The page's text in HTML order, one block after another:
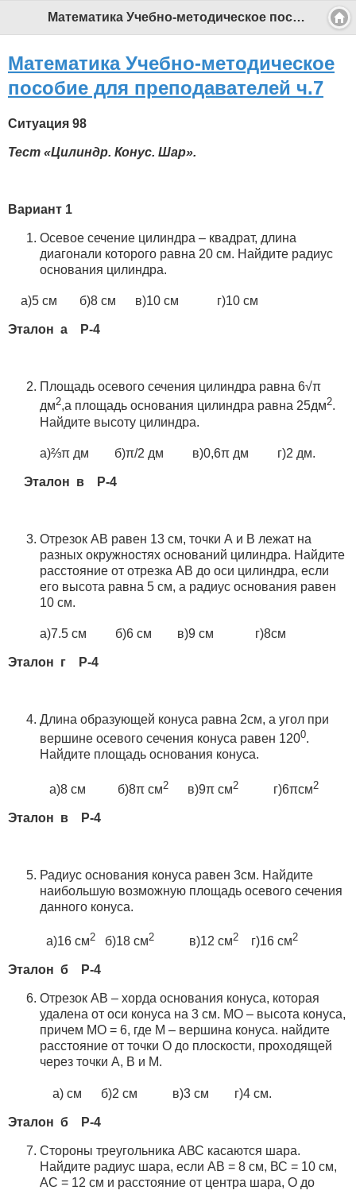
Математика Учебно-методическое пособие для преподавателей ч.7 - Профессиональный педагог
Математика Учебно-методическое
пособие для преподавателей ч.7
Ситуация 98
Тест «Цилиндр. Конус. Шар».
Вариант 1
Осевое сечение цилиндра – квадрат, длина
диагонали которого равна 20 см. Найдите радиус
основания цилиндра.
а)5 см б)8 см в)10 см г)10 см
Эталон а Р-4
Площадь осевого сечения цилиндра равна 6√π
дм2,а площадь основания цилиндра равна 25дм2.
Найдите высоту цилиндра.
а)⅔π дм б)π/2 дм в)0,6π дм г)2 дм.
Эталон в Р-4
Отрезок АВ равен 13 см, точки А и В лежат на
разных окружностях оснований цилиндра. Найдите
расстояние от отрезка АВ до оси цилиндра, если
его высота равна 5 см, а радиус основания равен
10 см.
а)7.5 см б)6 см в)9 см г)8см
Эталон г Р-4
Длина образующей конуса равна 2см, а угол при
вершине осевого сечения конуса равен 1200.
Найдите площадь основания конуса.
а)8 см б)8π см2 в)9π см2 г)6πсм2
Эталон в Р-4
Радиус основания конуса равен 3см. Найдите
наибольшую возможную площадь осевого сечения
данного конуса.
а)16 см2 б)18 см2 в)12 см2 г)16 см2
Эталон б Р-4
Отрезок АВ – хорда основания конуса, которая
удалена от оси конуса на 3 см. МО – высота конуса,
причем МО = 6, где М – вершина конуса. найдите
расстояние от точки О до плоскости, проходящей
через точки А, В и М.
а) см б)2 см в)3 см г)4 см.
Эталон б Р-4
Стороны треугольника АВС касаются шара.
Найдите радиус шара, если АВ = 8 см, ВС = 10 см,
АС = 12 см и расстояние от центра шара, О до